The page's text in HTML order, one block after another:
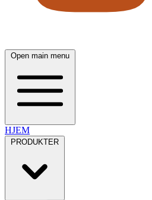
Open main menu
HJEM
PRODUKTER